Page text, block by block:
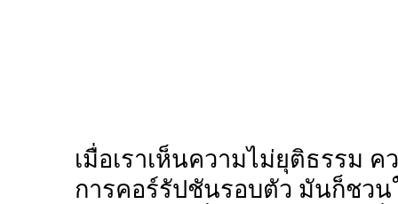
เมื่อเราเห็นความไม่ยุติธรรม ค
การคอร์รัปชันรอบตัว มันก็ชวน